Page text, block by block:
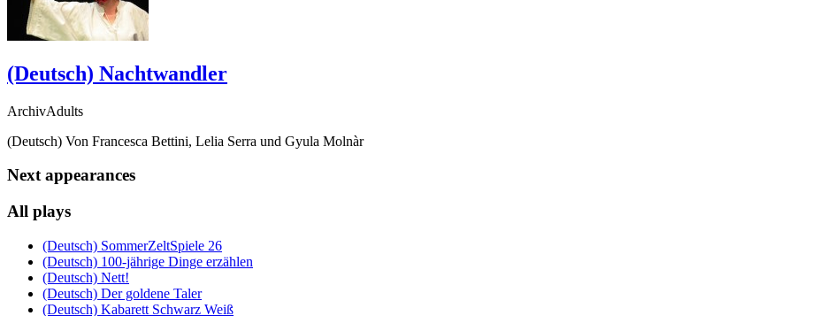
(Deutsch) Nachtwandler
ArchivAdults
(Deutsch) Von Francesca Bettini, Lelia Serra und Gyula Molnàr
Next appearances
All plays
(Deutsch) SommerZeltSpiele 26
(Deutsch) 100-jährige Dinge erzählen
(Deutsch) Nett!
(Deutsch) Der goldene Taler
(Deutsch) Kabarett Schwarz Weiß